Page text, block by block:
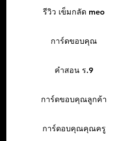
รีวิว เข็มกลัด meo
การ์ดขอบคุณ
คำสอน ร.9
การ์ดขอบคุณลูกค้า
การ์ดอบคุณคุณครู